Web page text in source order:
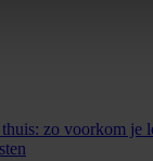
zo voorkom je